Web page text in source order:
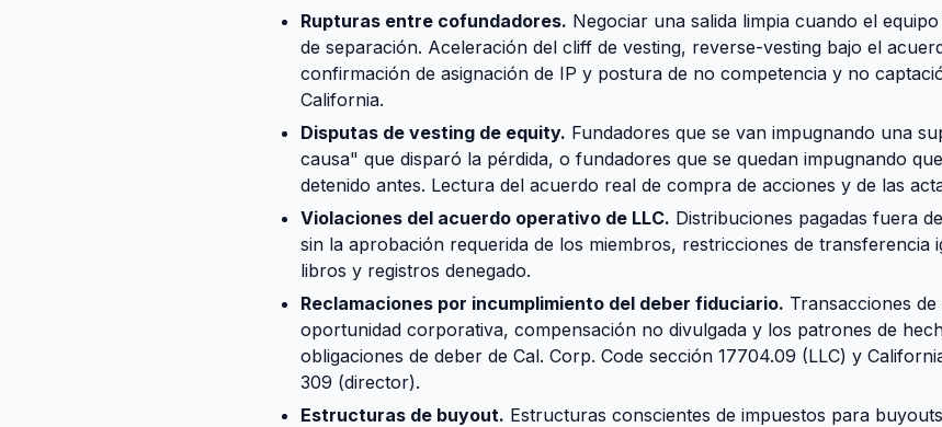
Rupturas entre cofundadores. Negociar una salida limpia cuando el
de separación. Aceleración del cliff de vesting, reverse-vesting bajo el
confirmación de asignación de IP y postura de no competencia y no
California.
Disputas de vesting de equity. Fundadores que se van impugnando una
causa" que disparó la pérdida, o fundadores que se quedan impugnando
detenido antes. Lectura del acuerdo real de compra de acciones y de las
Violaciones del acuerdo operativo de LLC. Distribuciones pagadas fuera
sin la aprobación requerida de los miembros, restricciones de transferencia
libros y registros denegado.
Reclamaciones por incumplimiento del deber fiduciario. Transacciones
oportunidad corporativa, compensación no divulgada y los patrones de
obligaciones de deber de Cal. Corp. Code sección 17704.09 (LLC) y
309 (director).
Estructuras de buyout. Estructuras conscientes de impuestos para